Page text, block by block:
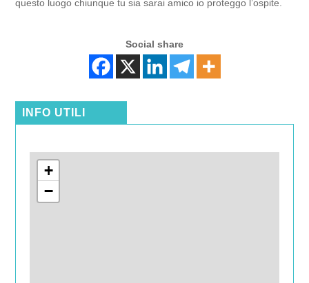
questo luogo chiunque tu sia sarai amico io proteggo l’ospite.
Social share
INFO UTILI
+
−